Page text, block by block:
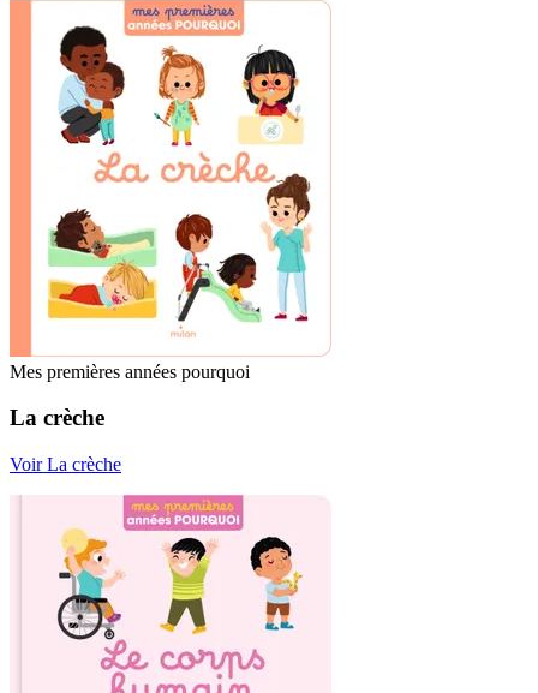
Mes premières années pourquoi
La crèche
Voir La crèche